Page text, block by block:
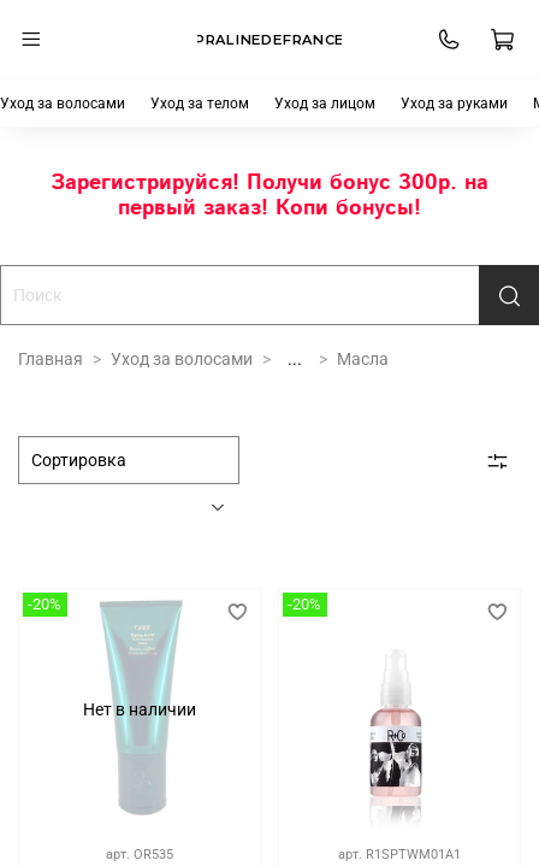
PRALINEDEFRANCE
Уход за волосами Уход за телом Уход за лицом Уход за руками
Зарегистрируйся! Получи бонус 300р. на
первый заказ! Копи бонусы!
Главная Уход за волосами ... Масла
Нет в наличии
-20%
арт. OR535
-20%
арт. R1SPTWM01A1